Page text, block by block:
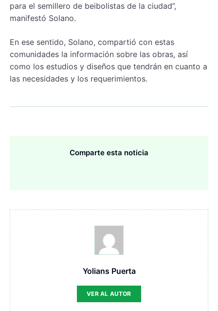
para el semillero de beibolistas de la ciudad”,
manifestó Solano.
En ese sentido, Solano, compartió con estas
comunidades la información sobre las obras, así
como los estudios y diseños que tendrán en cuanto a
las necesidades y los requerimientos.
Comparte esta noticia
Yolians Puerta
VER AL AUTOR